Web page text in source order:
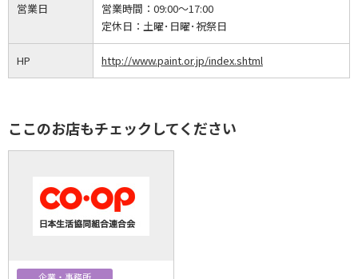
営業日 営業時間： 09:00～17:00
定休日： 土曜･日曜･祝祭日
HP http://www.paint.or.jp/index.shtml
ここのお店もチェックしてください